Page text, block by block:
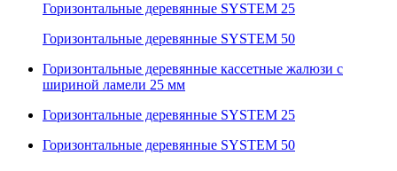
Горизонтальные деревянные SYSTEM 25
Горизонтальные деревянные SYSTEM 50
Горизонтальные деревянные кассетные жалюзи с
шириной ламели 25 мм
Горизонтальные деревянные SYSTEM 25
Горизонтальные деревянные SYSTEM 50